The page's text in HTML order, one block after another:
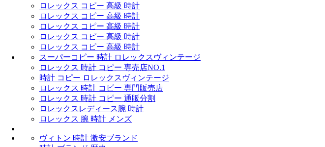
ロレックス コピー 高級 時計
ロレックス コピー 高級 時計
ロレックス コピー 高級 時計
ロレックス コピー 高級 時計
ロレックス コピー 高級 時計
スーパーコピー 時計 ロレックスヴィンテージ
ロレックス 時計 コピー 専売店NO.1
時計 コピー ロレックスヴィンテージ
ロレックス 時計 コピー 専門販売店
ロレックス 時計 コピー 通販分割
ロレックスレディース腕 時計
ロレックス 腕 時計 メンズ
ヴィトン 時計 激安ブランド